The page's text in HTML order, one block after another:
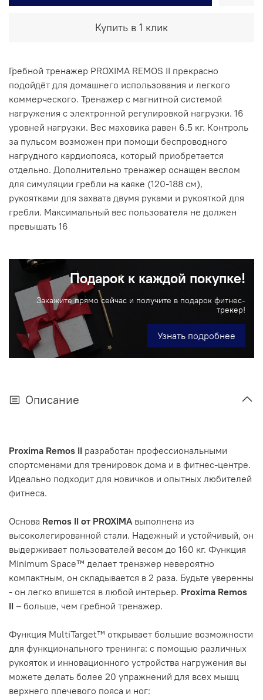
Купить в 1 клик
Гребной тренажер PROXIMA REMOS II прекрасно
подойдёт для домашнего использования и легкого
коммерческого. Тренажер с магнитной системой
нагружения с электронной регулировкой нагрузки. 16
уровней нагрузки. Вес маховика равен 6.5 кг. Контроль
за пульсом возможен при помощи беспроводного
нагрудного кардиопояса, который приобретается
отдельно. Дополнительно тренажер оснащен веслом
для симуляции гребли на каяке (120-188 см),
рукоятками для захвата двумя руками и рукояткой для
гребли. Максимальный вес пользователя не должен
превышать 16
Подарок к каждой покупке!
Закажите прямо сейчас и получите в подарок фитнес-
трекер!
Узнать подробнее
Описание
Proxima Remos II разработан профессиональными
спортсменами для тренировок дома и в фитнес-центре.
Идеально подходит для новичков и опытных любителей
фитнеса.
Основа Remos II от PROXIMAвыполнена из
высоколегированной стали. Надежный и устойчивый, он
выдерживает пользователей весом до 160 кг. Функция
Minimum Space™ делает тренажер невероятно
компактным, он складывается в 2 раза. Будьте уверенны
- он легко впишется в любой интерьер. Proxima Remos
II – больше, чем гребной тренажер.
Функция MultiTarget™ открывает большие возможности
для функционального тренинга: с помощью различных
рукояток и инновационного устройства нагружения вы
можете делать более 20 упражнений для всех мышц
верхнего плечевого пояса и ног: